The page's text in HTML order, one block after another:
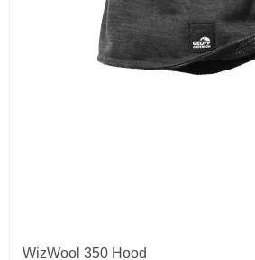
WizWool 350 Hood